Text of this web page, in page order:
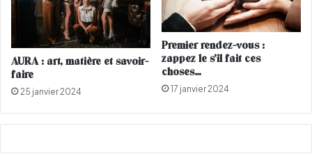
e
i
n
t
e
d
e
B
r
d
AURA : art, matière et savoir-
faire
25 janvier 2024
Premier rendez-vous :
zappez le s’il fait ces
choses…
17 janvier 2024